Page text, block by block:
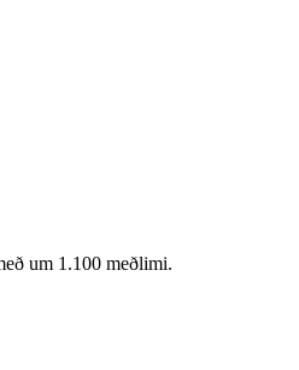
um 1.100 meðlimi.